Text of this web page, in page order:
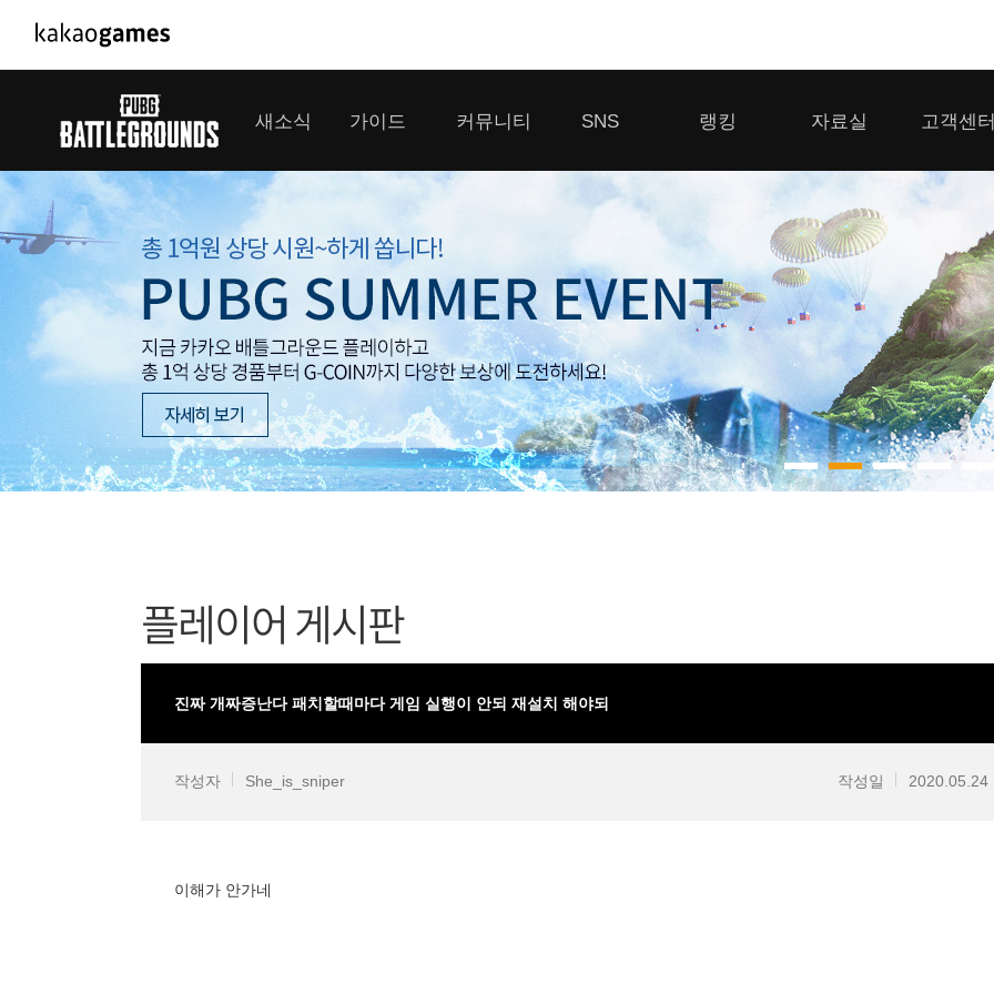
PC/모바일게임
도깨비의세계
오딘: 발할라 라이징
아키에이지 워
아레스 : 라이즈 오브 가디언즈
배틀그라운드
패스 오브 엑자일
우마무스메 프리티 더비
가디언 테일즈
프린세스 커넥트 Re:Dive
프렌즈팝콘
새소식
공지사항
GM소식
이벤트
업데이트
대회소식
가이드
게임 가이드
커뮤니티
미디어 게시판
클랜 라운지
모집 게시판
SNS
톡채널
랭킹
클랜 생존 리더보드
내 전적 히스토리
자료실
다운로드
고객센터
이용제한 이
보안센터
플레이어 게시판
진짜 개짜증난다 패치할때마다 게임 실행이 안되 재설치 해야되
작성자 She_is_sniper 작성일 2020.05.24
이해가 안가네